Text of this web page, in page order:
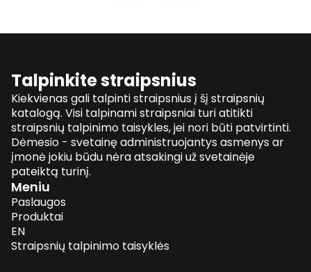
Talpinkite straipsnius
Kiekvienas gali talpinti straipsnius į šį straipsnių
katalogą. Visi talpinami straipsniai turi atitikti
straipsnių talpinimo taisykles, jei nori būti patvirtinti.
Dėmesio - svetainę administruojantys asmenys ar
įmonė jokiu būdu nėra atsakingi už svetainėje
pateiktą turinį.
Meniu
Paslaugos
Produktai
EN
Straipsnių talpinimo taisyklės